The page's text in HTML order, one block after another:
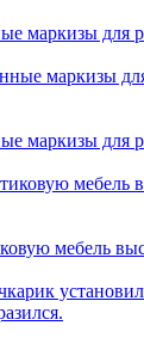
маркизы для
маркизы для
мебель